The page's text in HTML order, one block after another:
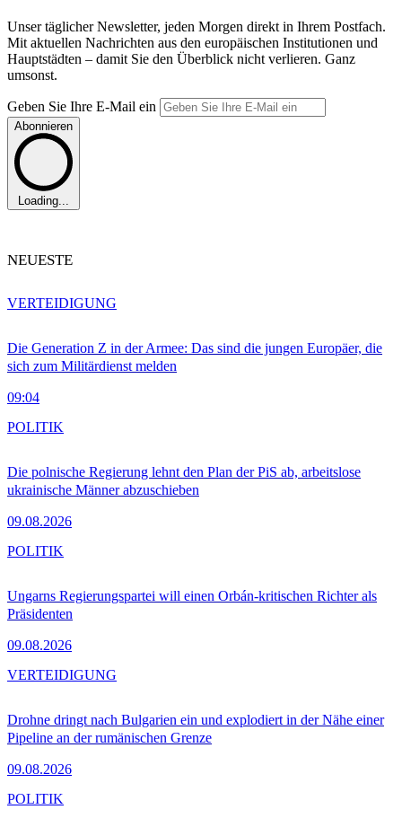
Unser täglicher Newsletter, jeden Morgen direkt in Ihrem Postfach.
Mit aktuellen Nachrichten aus den europäischen Institutionen und
Hauptstädten – damit Sie den Überblick nicht verlieren. Ganz
umsonst.
Geben Sie Ihre E-Mail ein
Abonnieren
Loading...
NEUESTE
Die Generation Z in der Armee: Das sind die jungen Europäer, die
sich zum Militärdienst melden
09:04
VERTEIDIGUNG
Die polnische Regierung lehnt den Plan der PiS ab, arbeitslose
ukrainische Männer abzuschieben
09.08.2026
POLITIK
Ungarns Regierungspartei will einen Orbán-kritischen Richter als
Präsidenten
09.08.2026
POLITIK
Drohne dringt nach Bulgarien ein und explodiert in der Nähe einer
Pipeline an der rumänischen Grenze
09.08.2026
VERTEIDIGUNG
POLITIK